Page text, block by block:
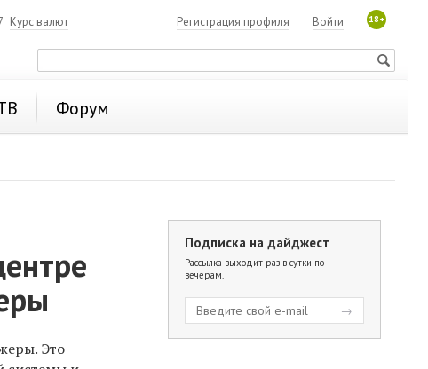
Курс валют 18+
Войти
Регистрация профиля
Форум
Это
Подписка на дайджест
Рассылка выходит раз в сутки по
вечерам.